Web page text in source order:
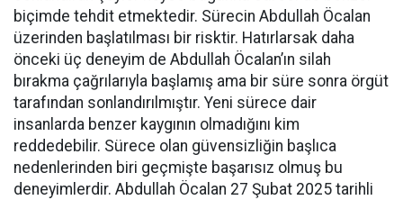
biçimde tehdit etmektedir. Sürecin Abdullah Öcalan
üzerinden başlatılması bir risktir. Hatırlarsak daha
önceki üç deneyim de Abdullah Öcalan’ın silah
bırakma çağrılarıyla başlamış ama bir süre sonra örgüt
tarafından sonlandırılmıştır. Yeni sürece dair
insanlarda benzer kaygının olmadığını kim
reddedebilir. Sürece olan güvensizliğin başlıca
nedenlerinden biri geçmişte başarısız olmuş bu
deneyimlerdir. Abdullah Öcalan 27 Şubat 2025 tarihli